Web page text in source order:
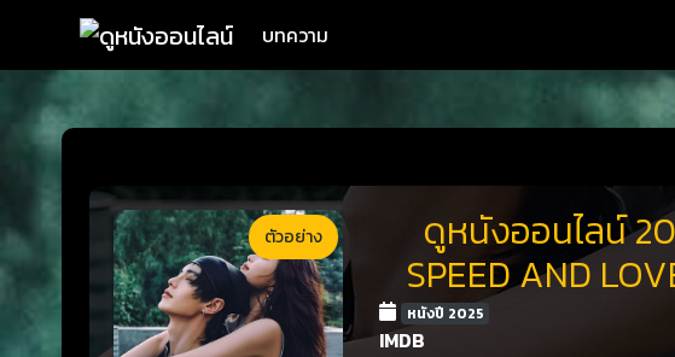
บทความ
ตัวอย่าง
ดูหนังออนไลน์
SPEED AND
หนังปี 2025
IMDB